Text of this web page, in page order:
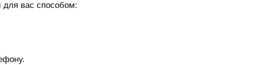
для вас способом: